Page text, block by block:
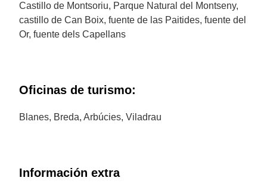
Castillo de Montsoriu, Parque Natural del Montseny,
castillo de Can Boix, fuente de las Paitides, fuente del
Or, fuente dels Capellans
Oficinas de turismo:
Blanes, Breda, Arbúcies, Viladrau
Información extra